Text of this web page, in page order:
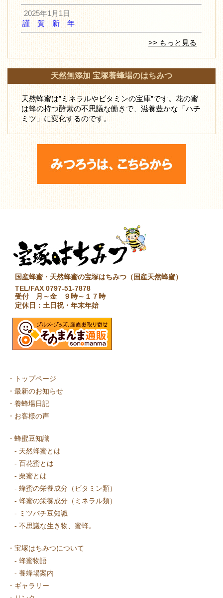
2025年1月1日
謹 賀 新 年
>> もっと見る
天然無添加 宝塚養蜂場のはちみつ
天然蜂蜜は”ミネラルやビタミンの宝庫”です。花の蜜
は蜂の持つ酵素の不思議な働きで、滋養豊かな「ハチ
ミツ」に変化するのです。
国産蜂蜜・天然蜂蜜の宝塚はちみつ（国産天然蜂蜜）
TEL/FAX 0797-51-7878
受付 月～金 ９時～１７時
定休日：土日祝・年末年始
・
トップページ
・ 最新のお知らせ
・ 養蜂場日記
・ お客様の声
・ 蜂蜜豆知識
- 天然蜂蜜とは
- 百花蜜とは
- 栗蜜とは
- 蜂蜜の栄養成分（ビタミン類）
- 蜂蜜の栄養成分（ミネラル類）
- ミツバチ豆知識
- 不思議な生き物、蜜蜂。
・ 宝塚はちみつについて
- 蜂蜜物語
- 養蜂場案内
・ ギャラリー